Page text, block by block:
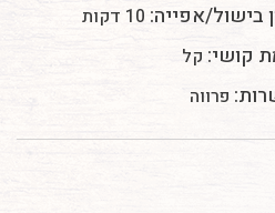
בישול/אפייה: 10 דקות
קושי: קל
פרווה